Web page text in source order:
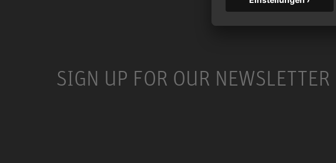
SIGN UP FOR OUR NEWSLETTER